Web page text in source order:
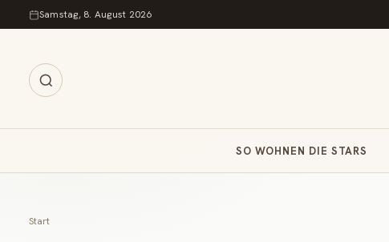
Zum Inhalt springen
Samstag, 8. August 2026
SO WOHNEN DIE STARS
Start